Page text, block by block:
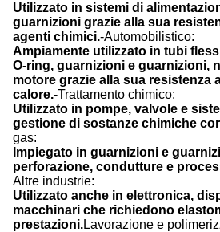
Utilizzato in sistemi di
guarnizioni grazie alla sua
agenti chimici.-Automobilistico:
Ampiamente utilizzato in tubi
O-ring, guarnizioni e guarnizioni,
motore grazie alla sua resistenza
calore.-Trattamento chimico:
Utilizzato in pompe, valvole e
gestione di sostanze chimiche
gas:
Impiegato in guarnizioni e
perforazione, condutture e
Altre industrie:
Utilizzato anche in elettronica,
macchinari che richiedono
prestazioni.Lavorazione e